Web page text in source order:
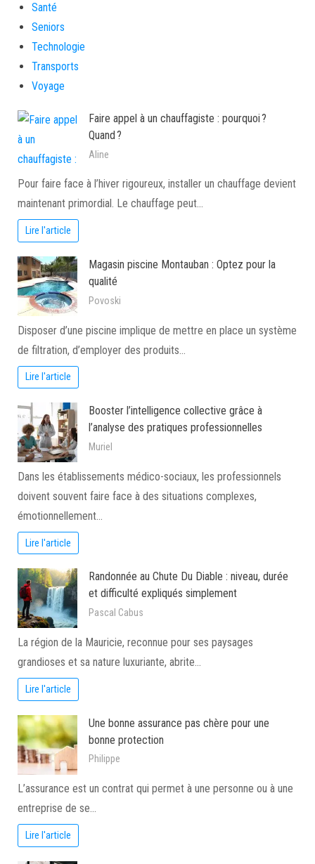
Santé
Seniors
Technologie
Transports
Voyage
Faire appel à un chauffagiste : pourquoi ?
Quand ?
Aline
Pour faire face à l’hiver rigoureux, installer un chauffage devient
maintenant primordial. Le chauffage peut…
Lire l'article
Magasin piscine Montauban : Optez pour la
qualité
Povoski
Disposer d’une piscine implique de mettre en place un système
de filtration, d’employer des produits…
Lire l'article
Booster l’intelligence collective grâce à
l’analyse des pratiques professionnelles
Muriel
Dans les établissements médico-sociaux, les professionnels
doivent souvent faire face à des situations complexes,
émotionnellement…
Lire l'article
Randonnée au Chute Du Diable : niveau, durée
et difficulté expliqués simplement
Pascal Cabus
La région de la Mauricie, reconnue pour ses paysages
grandioses et sa nature luxuriante, abrite…
Lire l'article
Une bonne assurance pas chère pour une
bonne protection
Philippe
L’assurance est un contrat qui permet à une personne ou à une
entreprise de se…
Lire l'article